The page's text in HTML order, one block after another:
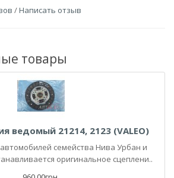
/Написать отзыв
товары
ведомый 21214, 2123 (VALEO)
семейства Нива Урбан и
оригинальное сцеплени..